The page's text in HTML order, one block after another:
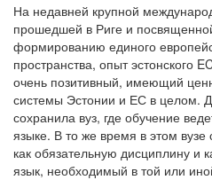
На недавней крупной
прошедшей в Риге и
формированию единого
пространства, опыт эстонского
очень позитивный, имеющий
системы Эстонии и ЕС в целом.
сохранила вуз, где обучение
языке. В то же время в этом вузе
как обязательную дисциплину и
язык, необходимый в той или